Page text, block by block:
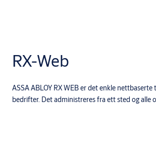
RX-Web
ASSA ABLOY RX WEB er det enkle
bedrifter. Det administreres fra ett sted og alle